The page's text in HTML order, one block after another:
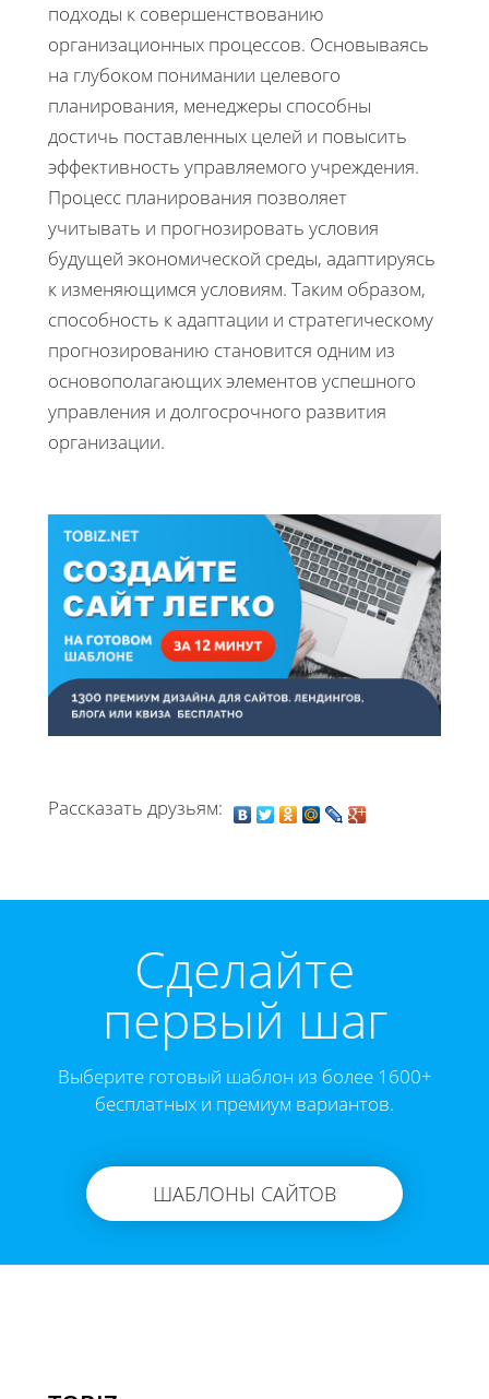
подходы к совершенствованию
организационных процессов. Основываясь
на глубоком понимании целевого
планирования, менеджеры способны
достичь поставленных целей и повысить
эффективность управляемого учреждения.
Процесс планирования позволяет
учитывать и прогнозировать условия
будущей экономической среды, адаптируясь
к изменяющимся условиям. Таким образом,
способность к адаптации и стратегическому
прогнозированию становится одним из
основополагающих элементов успешного
управления и долгосрочного развития
организации.
Рассказать друзьям:
Cделайте
первый шаг
Выберите готовый шаблон из более 1600+
бесплатных и премиум вариантов.
ШАБЛОНЫ САЙТОВ